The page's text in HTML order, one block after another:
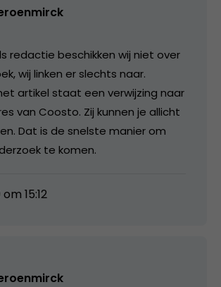
redactie beschikken wij niet over
wij linken er slechts naar.
artikel staat een verwijzing naar
van Coosto. Zij kunnen je allicht
Dat is de snelste manier om
te komen.
15:12